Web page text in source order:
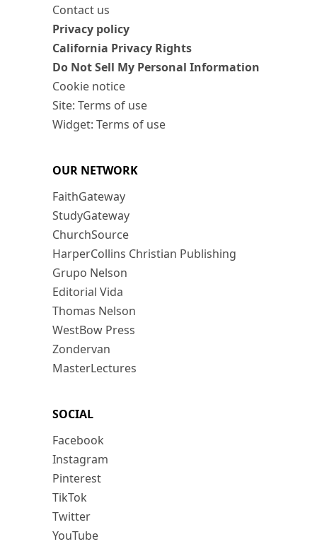
Contact us
Privacy policy
California Privacy Rights
Do Not Sell My Personal Information
Cookie notice
Site: Terms of use
Widget: Terms of use
OUR NETWORK
FaithGateway
StudyGateway
ChurchSource
HarperCollins Christian Publishing
Grupo Nelson
Editorial Vida
Thomas Nelson
WestBow Press
Zondervan
MasterLectures
SOCIAL
Facebook
Instagram
Pinterest
TikTok
Twitter
YouTube